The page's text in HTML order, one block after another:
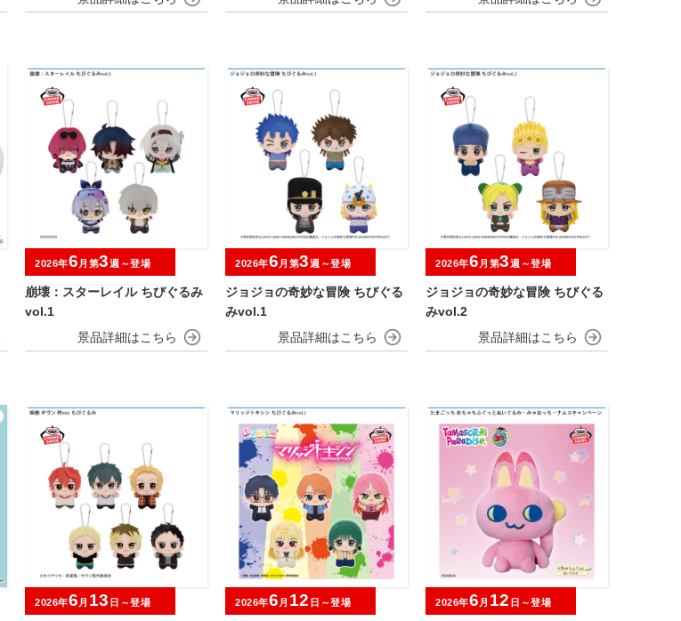
崩壊：スターレイル ちびぐるみ
vol.1
2026年6 月第3週～登場
ジョジョの奇妙な冒険 ちびぐる
みvol.1
2026年6 月第3週～登場
ジョジョの奇妙な冒険 ちびぐる
みvol.2
2026年6 月第3週～登場
2026年6 月 13 日～登場 2026年6 月 12 日～登場 2026年6 月 12 日～登場